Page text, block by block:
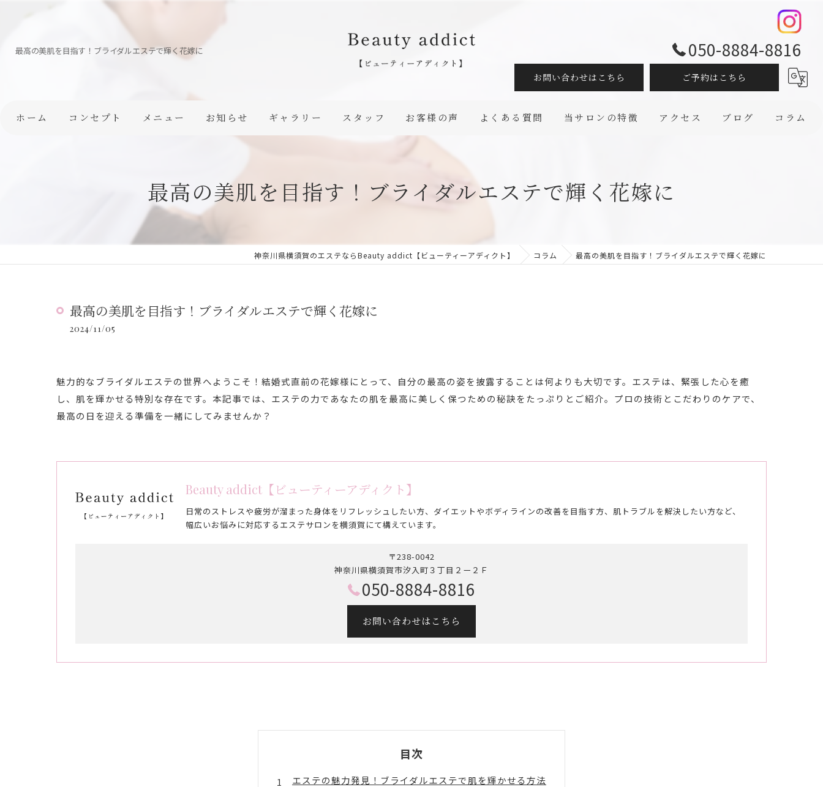
最高の美肌を目指す！ブライダルエステで輝く花嫁に 050-8884-8816
お問い合わせはこちら ご予約はこちら
ホーム コンセプト メニュー お知らせ ギャラリー スタッフ お客様の声 よくある質問 当サロンの特徴
ボディ
アクセス ブログ コラム
最高の美肌を目指す！ブライダルエステで輝く花嫁に
神奈川県横須賀のエステならBeauty addict【ビューティーアディクト】 コラム 最高の美肌を目指す！ブライダルエステで輝く花嫁に
最高の美肌を目指す！ブライダルエステで輝く花嫁に
2024/11/05
魅力的なブライダルエステの世界へようこそ！結婚式直前の花嫁様にとって、自分の最高の姿を披露することは何よりも大切です。エステは、緊張した心を癒
し、肌を輝かせる特別な存在です。本記事では、エステの力であなたの肌を最高に美しく保つための秘訣をたっぷりとご紹介。プロの技術とこだわりのケアで、
最高の日を迎える準備を一緒にしてみませんか？
Beauty addict【ビューティーアディクト】
日常のストレスや疲労が溜まった身体をリフレッシュしたい方、ダイエットやボディラインの改善を目指す方、肌トラブルを解決したい方など、
幅広いお悩みに対応するエステサロンを横須賀にて構えています。
〒238-0042
神奈川県横須賀市汐入町３丁目２ー２Ｆ
050-8884-8816
お問い合わせはこちら
目次
エステの魅力発見！ブライダルエステで肌を輝かせる方法